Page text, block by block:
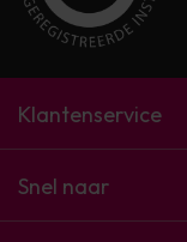
Klantenservice
Snel naar